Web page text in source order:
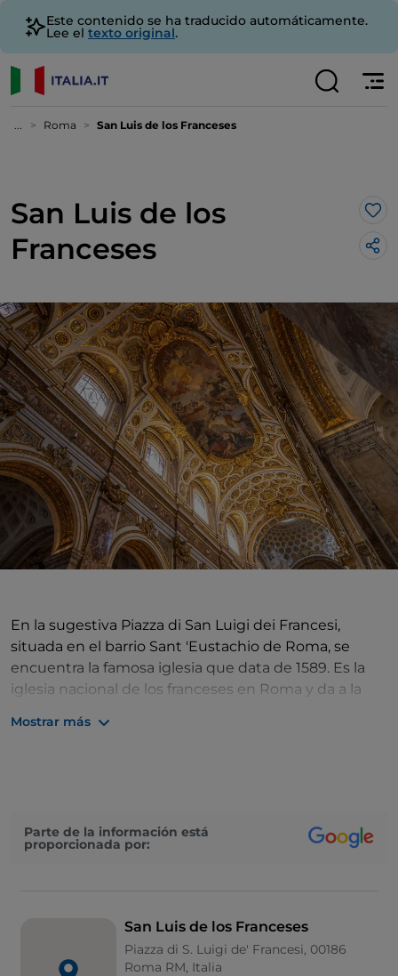
Este contenido se ha traducido automáticamente.
Lee el texto original.
... Roma San Luis de los Franceses
San Luis de los
Franceses
Me
En la sugestiva Piazza di San Luigi dei Francesi,
situada en el barrio Sant 'Eustachio de Roma, se
encuentra la famosa iglesia que data de 1589. Es la
iglesia nacional de los franceses en Roma y da a la
Mostrar más
Parte de la información está
proporcionada por:
San Luis de los Franceses
Piazza di S. Luigi de' Francesi, 00186
Roma RM, Italia